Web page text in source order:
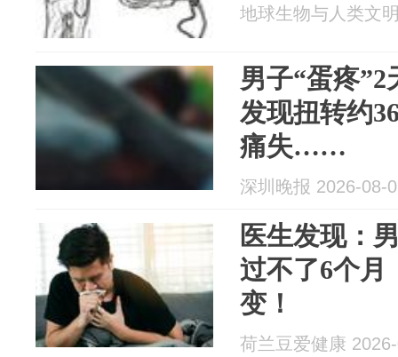
地球生物与人类文
男子“蛋疼
发现扭转约
痛失……
深圳晚报 2026-08-
医生发现：
过不了6个月
变！
荷兰豆爱健康